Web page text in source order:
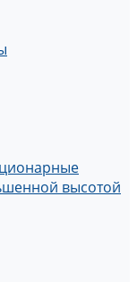
высотой